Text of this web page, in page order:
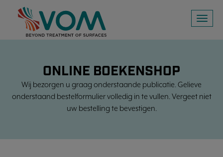
Toggle
ONLINE BOEKENSHOP
Wij bezorgen u graag onderstaande publicatie. Gelieve
onderstaand bestelformulier volledig in te vullen. Vergeet niet
uw bestelling te bevestigen.